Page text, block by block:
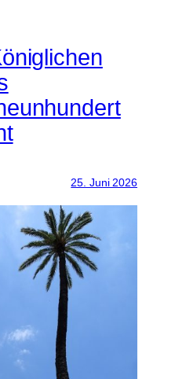
25. Juni 2026